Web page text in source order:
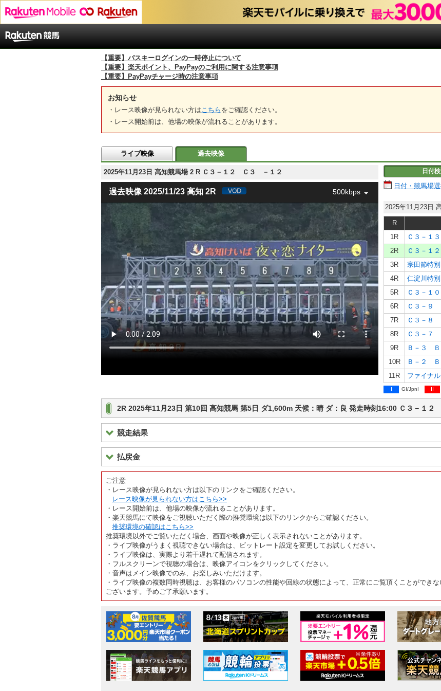
【重要】パスキーログインの一時停止について
【重要】楽天ポイント、PayPayのご利用に関する注意事項
【重要】PayPayチャージ時の注意事項
お知らせ
・レース映像が見られない方は こちら をご確認ください。
・レース開始前は、他場の映像が流れることがあります。
ライブ映像 過去映像
2025年11月23日 高知競馬場 2 R Ｃ３－１２ Ｃ３ －１２
過去映像 2025/11/23 高知 2R 500kbps
日付
日付・競馬場
2025年11月23日
R
1R
Ｃ３－１
2R
Ｃ３－１
3R
宗田節特
4R
仁淀川特
5R
Ｃ３－１
6R
Ｃ３－９
7R
Ｃ３－８
8R
Ｃ３－７
9R
Ｂ－３
10R
Ｂ－２
11R
ファイナ
I GI/JpnI II
2R 2025年11月23日 第10回 高知競馬 第5日 ダ1,600m 天候：晴 ダ：良 発走時刻16:00 Ｃ３－１
競走結果
払戻金
ご注意
・レース映像が見られない方は以下のリンクをご確認ください。
レース映像が見られない方はこちら>>
・レース開始前は、他場の映像が流れることがあります。
・楽天競馬にて映像をご視聴いただく際の推奨環境は以下のリンクからご確認ください。
推奨環境の確認はこちら>>
推奨環境以外でご覧いただく場合、画面や映像が正しく表示されないことがあります。
・ライブ映像がうまく視聴できない場合は、ビットレート設定を変更してお試しください。
・ライブ映像は、実際より若干遅れて配信されます。
・フルスクリーンで視聴の場合は、映像アイコンをクリックしてください。
・音声はメイン映像でのみ、お楽しみいただけます。
・ライブ映像の複数同時視聴は、お客様のパソコンの性能や回線の状態によって、正常にご覧頂くことができ
ございます。予めご了承願います。